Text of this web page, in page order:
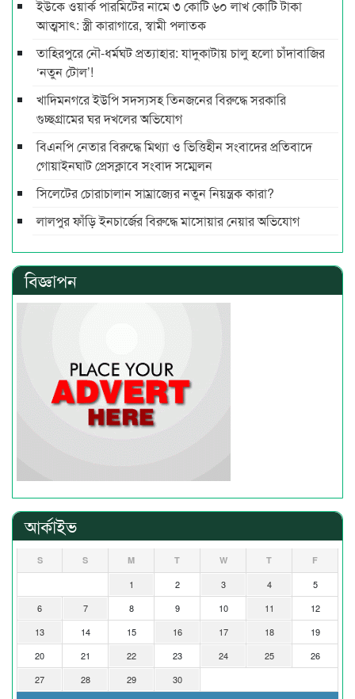
ইউকে ওয়ার্ক পারমিটের নামে ৩ কোটি ৬০ লাখ কোটি টাকা
আত্মসাৎ: স্ত্রী কারাগারে, স্বামী পলাতক
তাহিরপুরে নৌ-ধর্মঘট প্রত্যাহার: যাদুকাটায় চালু হলো চাঁদাবাজির
‘নতুন টোল’!
খাদিমনগরে ইউপি সদস্যসহ তিনজনের বিরুদ্ধে সরকারি
গুচ্ছগ্রামের ঘর দখলের অভিযোগ
বিএনপি নেতার বিরুদ্ধে মিথ্যা ও ভিত্তিহীন সংবাদের প্রতিবাদে
গোয়াইনঘাট প্রেসক্লাবে সংবাদ সম্মেলন
সিলেটের চোরাচালান সাম্রাজ্যের নতুন নিয়ন্ত্রক কারা?
লালপুর ফাঁড়ি ইনচার্জের বিরুদ্ধে মাসোয়ার নেয়ার অভিযোগ
বিজ্ঞাপন
আর্কাইভ
S S M T W T F
1 2 3 4
5
6
7 8 9 10 11
12
13
14 15 16 17 18
19
20
21 22 23 24 25
26
27
28 29 30